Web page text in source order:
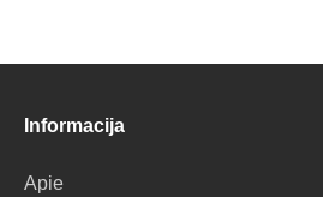
Informacija
Apie